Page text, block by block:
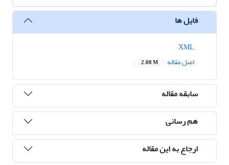
فایل ها
اصل مقاله
2.08 M
سابقه مقاله
هم رسانی
ارجاع به این مقاله